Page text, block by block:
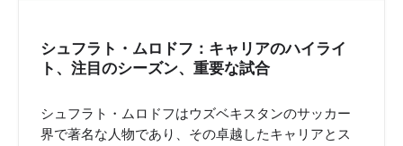
シュフラト・ムロドフ：キャリアのハイライ
ト、注目のシーズン、重要な試合
シュフラト・ムロドフはウズベキスタンのサッカー
界で著名な人物であり、その卓越したキャリアとス